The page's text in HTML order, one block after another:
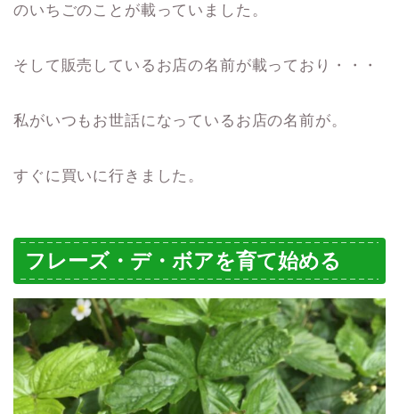
のいちごのことが載っていました。
そして販売しているお店の名前が載っており・・・
私がいつもお世話になっているお店の名前が。
すぐに買いに行きました。
フレーズ・デ・ボアを育て始める